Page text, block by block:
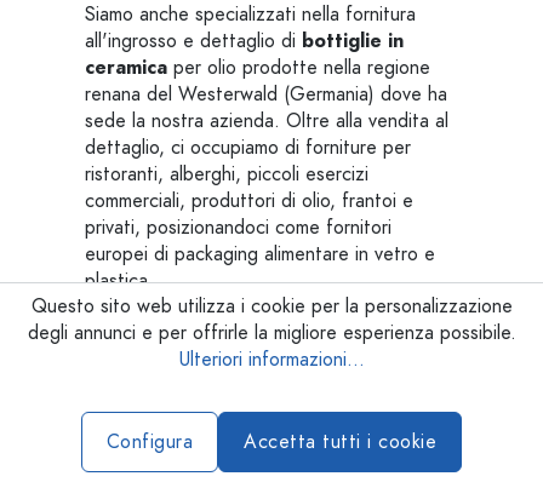
Siamo anche specializzati nella fornitura
all'ingrosso e dettaglio di bottiglie in
ceramica per olio prodotte nella regione
renana del Westerwald (Germania) dove ha
sede la nostra azienda. Oltre alla vendita al
dettaglio, ci occupiamo di forniture per
ristoranti, alberghi, piccoli esercizi
commerciali, produttori di olio, frantoi e
privati, posizionandoci come fornitori
europei di packaging alimentare in vetro e
plastica.
Bottiglie olio personalizzate
bottiglie-e-vasi
completo: vendita di bottiglie in vetro olio-
Questo sito web utilizza i cookie per la personalizzazione
degli annunci e per offrirle la migliore esperienza possibile.
Ulteriori informazioni...
Configura Accetta tutti i cookie